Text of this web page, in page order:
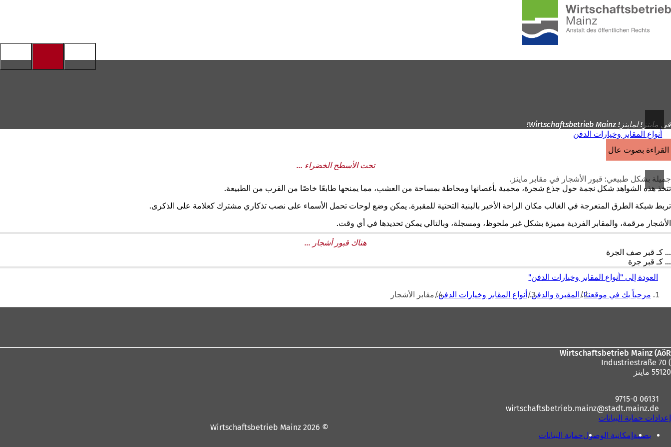
إلى
الصفحة
في ماينز! لماينز! Wirtschaftsbetrieb Mainz!
أنواع المقابر وخيارات الدفن
القراءة بصوت عالٍ
تحت الأسطح الخضراء ...
جميلة بشكل طبيعي: قبور الأشجار في مقابر ماينز.
تتخذ هذه الشواهد شكل نجمة حول جذع شجرة، محمية بأغصانها ومحاطة بمساحة من العشب، مما يمنحها طابعًا خاصًا من القرب من الطبيعة.
تربط شبكة الطرق المتعرجة في الغالب مكان الراحة الأخير بالبنية التحتية للمقبرة. يمكن وضع لوحات تحمل الأسماء على نصب تذكاري مشترك كعلامة على الذكرى.
الأشجار مرقمة، والمقابر الفردية مميزة بشكل غير ملحوظ، ومسجلة، وبالتالي يمكن تحديدها في أي وقت.
هناك قبور أشجار ...
... كـ قبر صف الجرة
... كـ قبر جرة
العودة إلى "أنواع المقابر وخيارات الدفن"
أنت مرحباً بك في موقعنا! المقبرة والدفن أنواع المقابر وخيارات الدفن مقابر الأشجار
Wirtschaftsbetrieb Mainz (AöR
) Industriestraße 70
55120 ماينز
06131 9715-0
wirtschaftsbetrieb.mainz
stadt.mainz de
إعدادات حماية البيانات
بصمةإمكانية الوصولحماية البيانات
© 2026 Wirtschaftsbetrieb Mainz